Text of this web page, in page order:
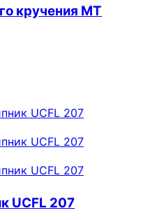
кручения МТ
UCFL 207